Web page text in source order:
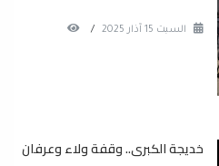
السبت 15 آذار 2025 /
خديجة الكبرى.. وقفة ولاء وعرفان